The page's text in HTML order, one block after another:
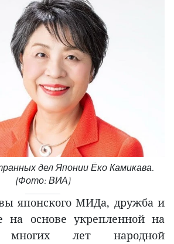
дел Японии Ёко Камикава.
(Фото: ВИА)
японского МИДа, дружба и
на основе укрепленной на
многих лет народной